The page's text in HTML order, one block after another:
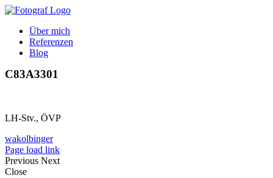
Zum
springenÜber mich
Referenzen
Blog
C83A3301
LH-Stv., ÖVP
wakolbinger
Page load link
Previous Next
Close